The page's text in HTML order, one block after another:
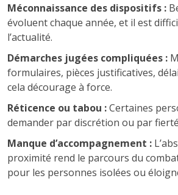
Méconnaissance des dispositifs :
évoluent chaque année, et il est
l’actualité.
Démarches jugées compliquées :
formulaires, pièces justificatives,
cela décourage à force.
Réticence ou tabou :Certaines
demander par discrétion ou par
Manque d’accompagnement :
proximité rend le parcours du
pour les personnes isolées ou